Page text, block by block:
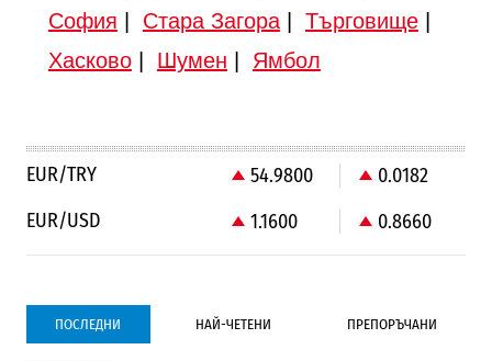
София
Стара Загора| Търговище|
Хасково| Шумен Ямбол
EUR/TRY 54.9800
0.0182
EUR/USD
1.1600 0.8660
ПОСЛЕДНИ НАЙ-ЧЕТЕНИ ПРЕПОРЪЧАНИ